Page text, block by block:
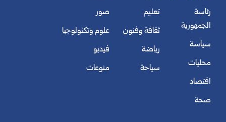
رئاسة
الجمهورية
سياسة
محليات
اقتصاد
صحة
تعليم
ثقافة وفنون
رياضة
سياحة
صور
علوم وتكنولوجيا
فيديو
منوعات